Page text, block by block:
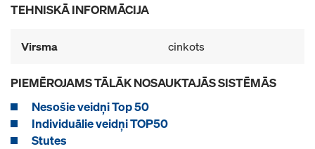
TEHNISKĀ INFORMĀCIJA
Virsma cinkots
PIEMĒROJAMS TĀLĀK NOSAUKTAJĀS SISTĒMĀS
Nesošie veidņi Top 50
Individuālie veidņi TOP50
Stutes